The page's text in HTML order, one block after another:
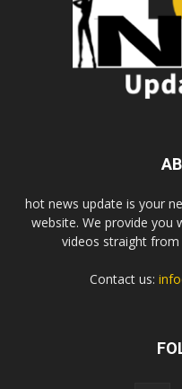
hot news update is your
website. We provide you
videos straight
Contact us: